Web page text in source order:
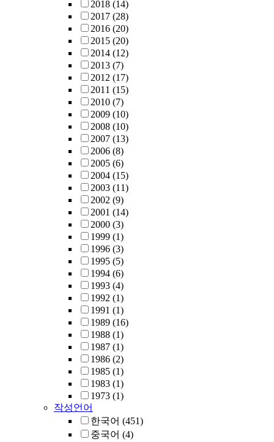
2018 (14)
2017 (28)
2016 (20)
2015 (20)
2014 (12)
2013 (7)
2012 (17)
2011 (15)
2010 (7)
2009 (10)
2008 (10)
2007 (13)
2006 (8)
2005 (6)
2004 (15)
2003 (11)
2002 (9)
2001 (14)
2000 (3)
1999 (1)
1996 (3)
1995 (5)
1994 (6)
1993 (4)
1992 (1)
1991 (1)
1989 (16)
1988 (1)
1987 (1)
1986 (2)
1985 (1)
1983 (1)
1973 (1)
작성언어
한국어 (451)
중국어 (4)